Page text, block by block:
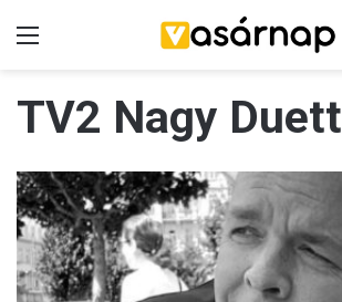
TV2 Nagy Duett